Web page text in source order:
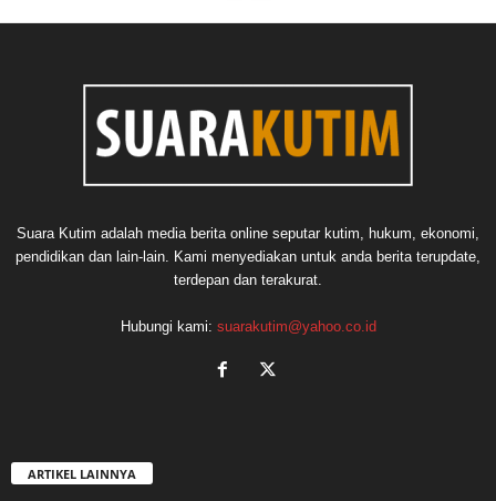
Suara Kutim adalah media berita online seputar kutim, hukum, ekonomi,
pendidikan dan lain-lain. Kami menyediakan untuk anda berita terupdate,
terdepan dan terakurat.
Hubungi kami: suarakutim@yahoo.co.id
ARTIKEL LAINNYA